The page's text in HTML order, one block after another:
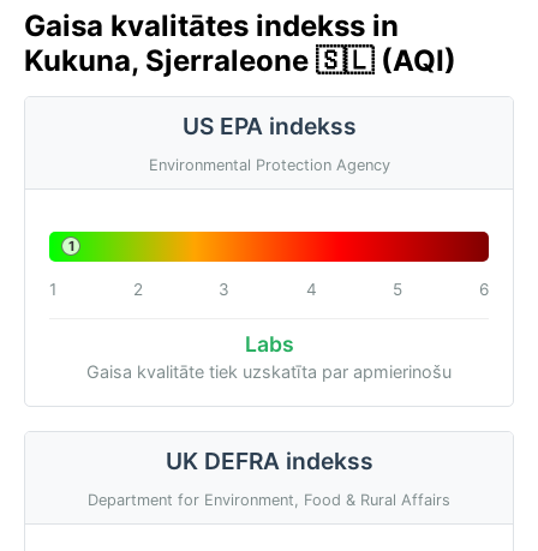
Gaisa kvalitātes indekss in
Kukuna, Sjerraleone 🇸🇱 (AQI)
US EPA indekss
Environmental Protection Agency
1
1 2 3 4 5 6
Labs
Gaisa kvalitāte tiek uzskatīta par apmierinošu
UK DEFRA indekss
Department for Environment, Food & Rural Affairs